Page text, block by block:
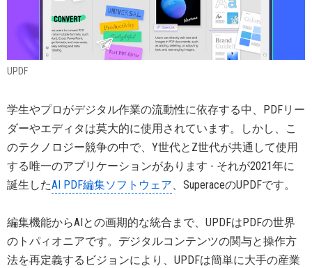
UPDF
学生やプロがデジタル作業の流動性に依存する中、PDFリー
ダーやエディタは莫大的に使用されています。しかし、こ
のテクノロジー競争の中で、Y世代とZ世代が共通して使用
する唯一のアプリケーションがあります - それが2021年に
誕生したAI PDF編集ソフトウェア、SuperaceのUPDFです。
編集機能からAIとの画期的な統合まで、UPDFはPDFの世界
のトパィオニアです。デジタルコンテンツの関与と操作方
法を再定義するビジョンにより、UPDFは簡単に大手の産業